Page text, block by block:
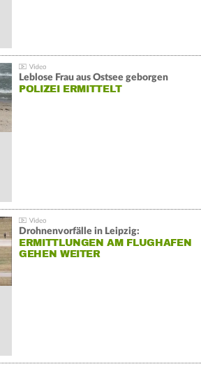
Leblose Frau aus Ostsee geborgen
POLIZEI ERMITTELT
Drohnenvorfälle in Leipzig:
ERMITTLUNGEN AM FLUGHAFEN
GEHEN WEITER